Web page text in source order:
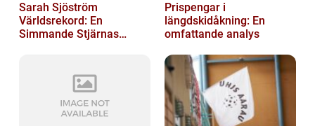
Sarah Sjöström
Världsrekord: En
Simmande Stjärnas
Prispengar i
längdskidåkning: En
omfattande analys